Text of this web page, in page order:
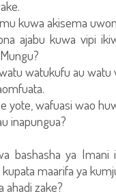
kuwa akisema
ajabu kuwa vipi
watukufu au watu
yote, wafuasi wao
inapungua?
bashasha ya
maarifa ya
ahadi zake?